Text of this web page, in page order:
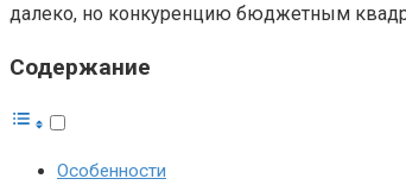
далеко, но конкуренцию бюджетным
Содержание
Особенности